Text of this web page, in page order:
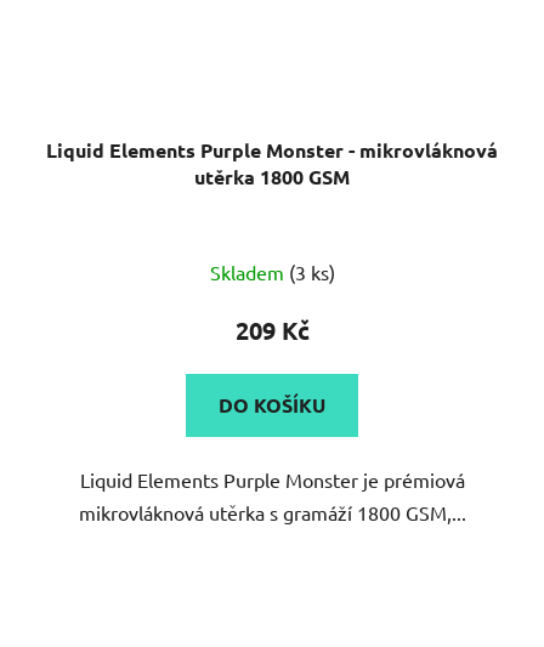
Liquid Elements Purple Monster - mikrovláknová
utěrka 1800 GSM
Skladem (3 ks)
209 Kč
DO KOŠÍKU
Liquid Elements Purple Monster je prémiová
mikrovláknová utěrka s gramáží 1800 GSM,...